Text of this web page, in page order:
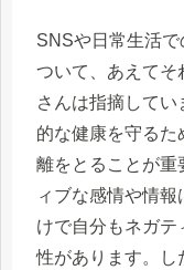
SNSや日常生活
ついて、あえてそ
さんは指摘して
的な健康を守るた
離をとることが重
ィブな感情や情
けで自分もネガ
性があります。し